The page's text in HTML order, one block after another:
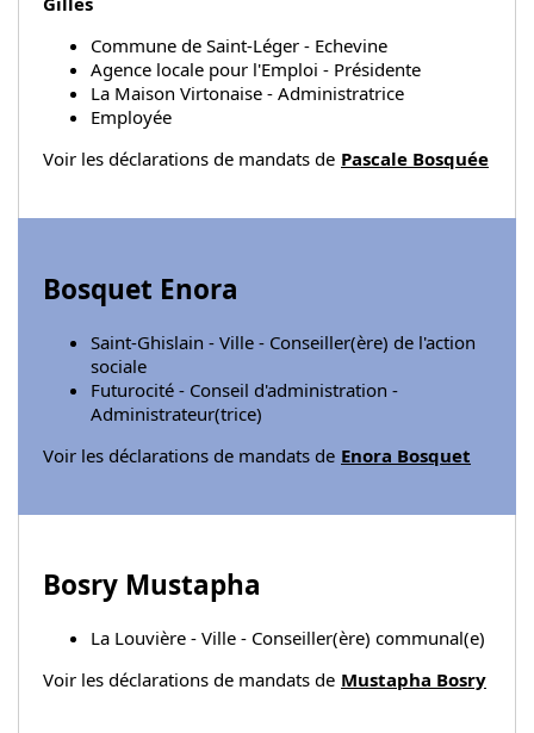
Commune de Saint-Léger - Echevine
Agence locale pour l'Emploi - Présidente
La Maison Virtonaise - Administratrice
Employée
Voir les déclarations de mandats de Pascale Bosquée
Bosquet Enora
Saint-Ghislain - Ville - Conseiller(ère) de l'action
sociale
Futurocité - Conseil d'administration -
Administrateur(trice)
Voir les déclarations de mandats de Enora Bosquet
Bosry Mustapha
La Louvière - Ville - Conseiller(ère) communal(e)
Voir les déclarations de mandats de Mustapha Bosry